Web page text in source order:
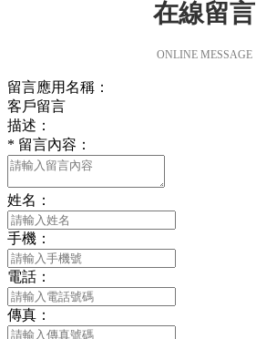
在線留言
ONLINE MESSAGE
留言應用名稱：
客戶留言
描述：
* 留言內容：
姓名：
手機：
電話：
傳真：